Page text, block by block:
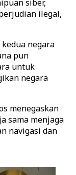
siber,
ilegal,
negara
pun
untuk
negara
menegaskan
sama menjaga
navigasi dan